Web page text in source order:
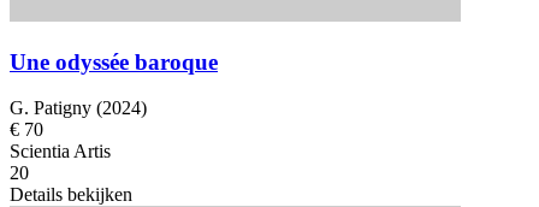
Une odyssée baroque
G. Patigny (2024)
€ 70
Scientia Artis
20
Details bekijken